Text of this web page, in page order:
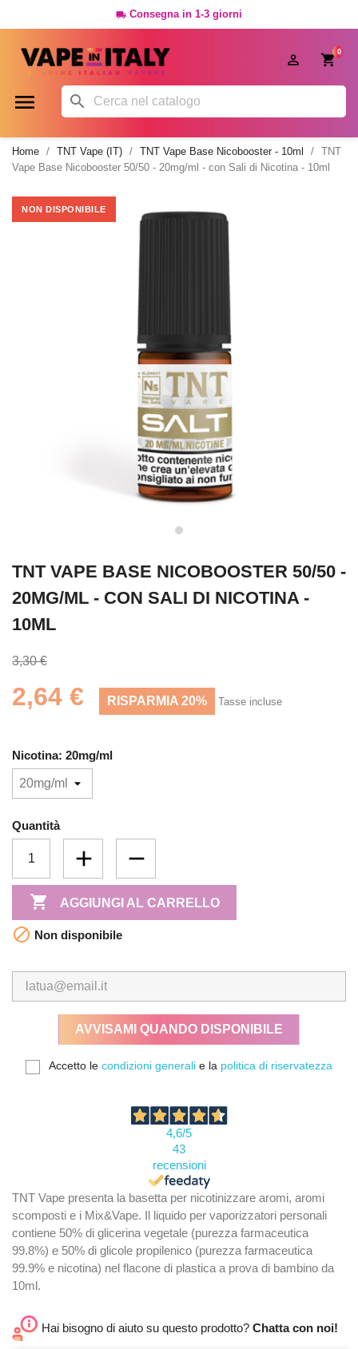
 Consegna in 1-3 giorni
0

 
Home TNT Vape (IT) TNT Vape Base Nicobooster - 10ml
TNT
Vape Base Nicobooster 50/50 - 20mg/ml - con Sali di Nicotina - 10ml
NON DISPONIBILE
TNT VAPE BASE NICOBOOSTER 50/50 -
20MG/ML - CON SALI DI NICOTINA -
10ML
3,30 €
2,64 € RISPARMIA 20% Tasse incluse
Nicotina: 20mg/ml
Quantità
 AGGIUNGI AL CARRELLO
 Non disponibile
AVVISAMI QUANDO DISPONIBILE
Accetto le condizioni generali e la politica di riservatezza
4,6/5
43
recensioni
TNT Vape presenta la basetta per nicotinizzare aromi, aromi
scomposti e i Mix&Vape. Il liquido per vaporizzatori personali
contiene 50% di glicerina vegetale (purezza farmaceutica
99.8%) e 50% di glicole propilenico (purezza farmaceutica
99.9% e nicotina) nel flacone di plastica a prova di bambino da
10ml.
Hai bisogno di aiuto su questo prodotto? Chatta con noi!